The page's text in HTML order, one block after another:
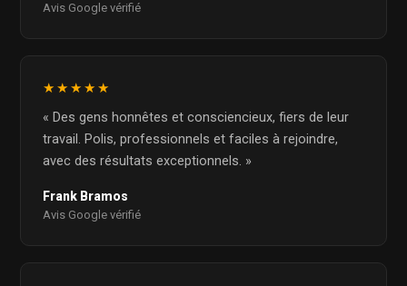
Avis Google vérifié
★★★★★
« Des gens honnêtes et consciencieux, fiers de leur
travail. Polis, professionnels et faciles à rejoindre,
avec des résultats exceptionnels. »
Frank Bramos
Avis Google vérifié